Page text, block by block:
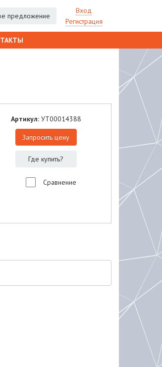
предложение
Вход
Регистрация
Артикул: УТ00014388
Запросить цену
Где купить?
Сравнение